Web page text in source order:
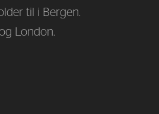
til i Bergen.
London.